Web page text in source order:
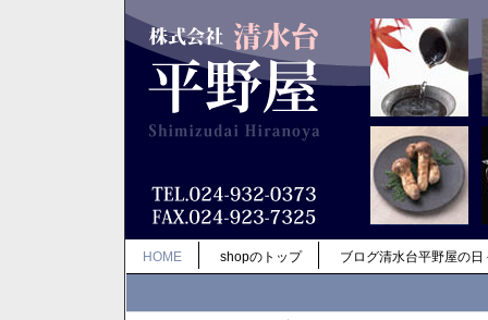
HOME shopのトップ ブログ清水台平野屋の日